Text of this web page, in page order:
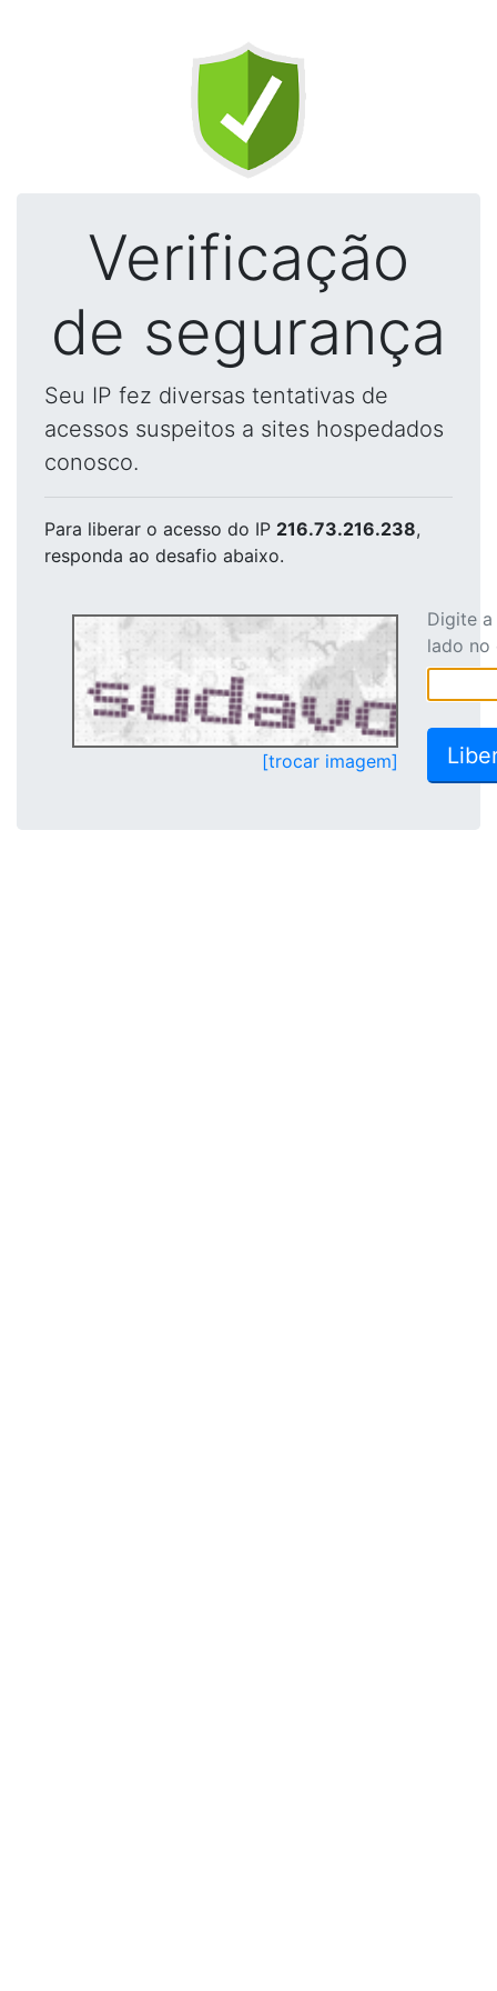
Verificação
de segurança
Seu IP fez diversas tentativas de
acessos suspeitos a sites hospedados
conosco.
Para liberar o acesso do IP 216.73.216.238,
responda ao desafio abaixo.
[trocar imagem]
Digite
lado no